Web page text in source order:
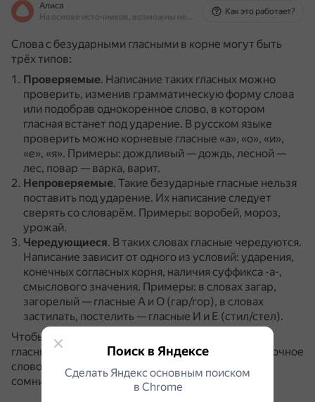
Алиса
На основе источников, возможны неточности
Как это работает?
Слова с безударными гласными в корне могут быть
трёх типов:
Проверяемые. Написание таких гласных можно
проверить, изменив грамматическую форму слова
или подобрав однокоренное слово, в котором
гласная встанет под ударение. В русском языке
проверить можно корневые гласные «а», «о», «и»,
«е», «я». Примеры: дождливый — дождь, лесной —
лес, повар — варка, варит.
Непроверяемые. Такие безударные гласные нельзя
поставить под ударение. Их написание следует
сверять со словарём. Примеры: воробей, мороз,
урожай.
Чередующиеся. В таких словах гласные чередуются.
Написание зависит от одного из условий: ударения,
конечных согласных корня, наличия суффикса -а-,
смыслового значения. Примеры: в словах загар,
загорелый — гласные А и О (гар/гор), в словах
застилать, постелить — гласные И и Е (стил/стел).
Чтобы правильно написать слово с безударными
гласными в корне, необходимо подыскать проверочное
слово, в котором ударение прояснит звучание
сомнительного гласного.
Поиск в Яндексе
Сделать Яндекс основным поиском
в Сhrome